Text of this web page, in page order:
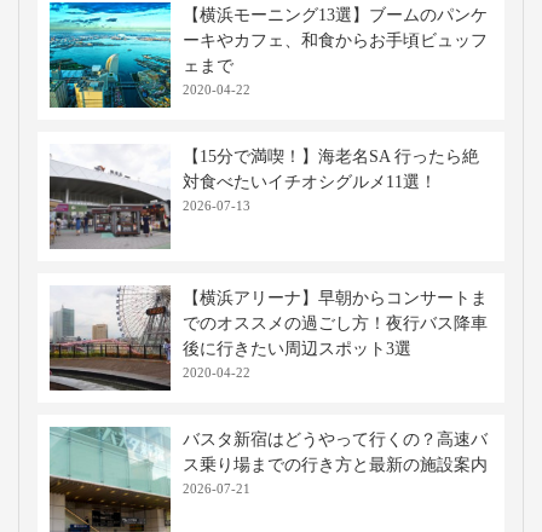
【横浜モーニング13選】ブームのパンケ
ーキやカフェ、和食からお手頃ビュッフ
ェまで
2020-04-22
【15分で満喫！】海老名SA 行ったら絶
対食べたいイチオシグルメ11選！
2026-07-13
【横浜アリーナ】早朝からコンサートま
でのオススメの過ごし方！夜行バス降車
後に行きたい周辺スポット3選
2020-04-22
バスタ新宿はどうやって行くの？高速バ
ス乗り場までの行き方と最新の施設案内
2026-07-21